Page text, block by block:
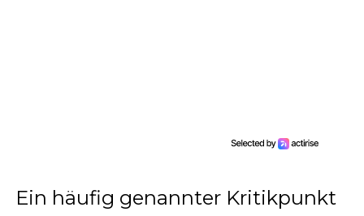
Ein häufig genannter Kritikpunkt